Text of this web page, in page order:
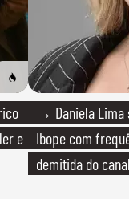
e
→ Daniela Lima
Ibope com
demitida do